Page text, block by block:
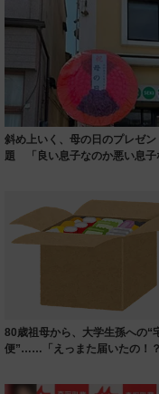
斜め上いく、母の日のプレゼン
題 「良い息子なのか悪い息子
80歳祖母から、大学生孫への“
便”……「えっまた届いたの！